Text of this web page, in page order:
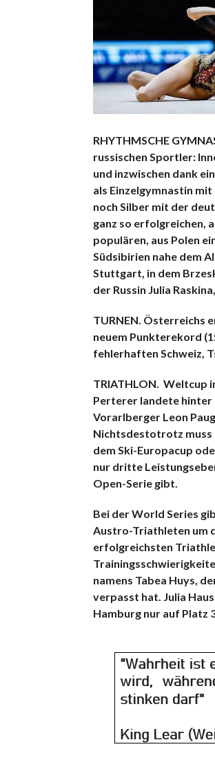
RHYTHMSCHE
russischen Sportler:
und inzwischen dank
als Einzelgymnastin
noch Silber mit der
ganz so erfolgreichen,
populären, aus Polen
Südsibirien nahe dem
Stuttgart, in dem
der Russin Julia
TURNEN. Österreichs
neuem Punkterekord
fehlerhaften Schweiz,
TRIATHLON. Weltcup
Perterer landete hinter
Vorarlberger Leon
Nichtsdestotrotz muss
dem Ski-Europacup
nur dritte
Open-Serie gibt.
Bei der World Series
Austro-Triathleten um
erfolgreichsten
namens Tabea Huys,
verpasst hat. Julia
Hamburg nur auf Platz